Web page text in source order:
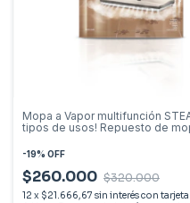
Mopa a Vapor multifunción
tipos de usos! Repuesto de
-19% OFF
$260.000 $320.000
12 x $21.666,67 sin interés